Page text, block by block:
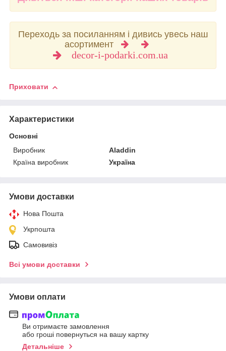
Переходь за посиланням і дивись увесь наш
асортимент
decor-i-podarki.com.ua
Приховати
Характеристики
Основні
Виробник
Aladdin
Країна виробник
Україна
Умови доставки
Нова Пошта
Укрпошта
Самовивіз
Всі умови доставки
Умови оплати
Ви отримаєте замовлення
або гроші повернуться на вашу картку
Детальніше